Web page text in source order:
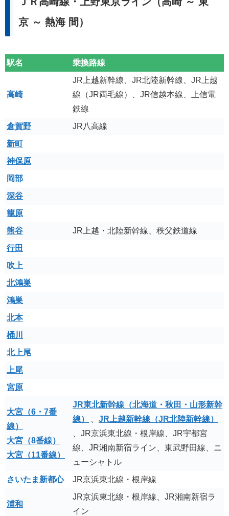
京 ～ 熱海 間）
駅名 乗換路線
高崎
JR上越新幹線、JR北陸新幹線、JR上越
線（JR両毛線）、JR信越本線、上信電
鉄線
倉賀野
JR八高線
新町
神保原
岡部
深谷
籠原
熊谷
JR上越・北陸新幹線、秩父鉄道線
行田
吹上
北鴻巣
鴻巣
北本
桶川
北上尾
上尾
宮原
大宮（6・7番
線）
大宮（8番線）
大宮（11番線）
JR東北新幹線（北海道・秋田・山形新幹
線）
JR上越新幹線（JR北陸新幹線）
、JR京浜東北線・根岸線、JR宇都宮
線、JR湘南新宿ライン、東武野田線、ニ
ューシャトル
さいたま新都心
JR京浜東北線・根岸線
浦和
JR京浜東北線・根岸線、JR湘南新宿ラ
イン